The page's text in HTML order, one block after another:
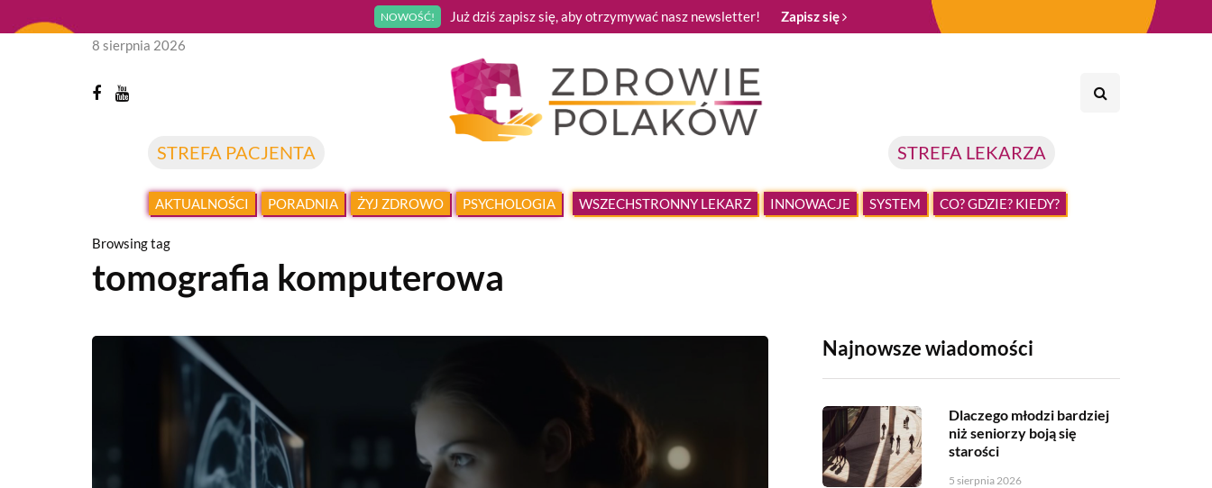
NOWOŚĆ! Już dziś zapisz się, aby otrzymywać nasz newsletter! Zapisz się
STREFA PACJENTA STREFA LEKARZA
8 sierpnia 2026
AKTUALNOŚCI PORADNIA ŻYJ ZDROWO PSYCHOLOGIA WSZECHSTRONNY LEKARZ INNOWACJE SYSTEM CO? GDZIE? KIEDY?
Browsing tag
tomografia komputerowa
Najnowsze wiadomości
Dlaczego młodzi bardziej
niż seniorzy boją się
starości
5 sierpnia 2026